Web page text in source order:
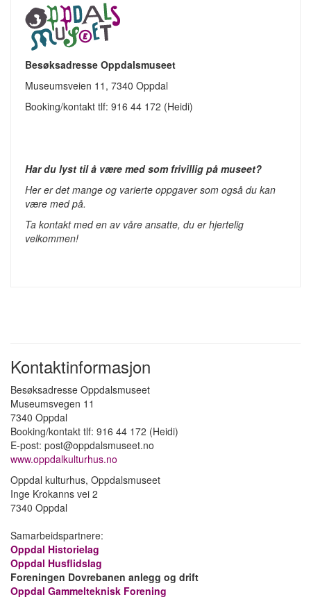
Besøksadresse Oppdalsmuseet
Museumsveien 11, 7340 Oppdal
Booking/kontakt tlf: 916 44 172 (Heidi)
Har du lyst til å være med som frivillig på museet?
Her er det mange og varierte oppgaver som også du kan
være med på.
Ta kontakt med en av våre ansatte, du er hjertelig
velkommen!
Kontaktinformasjon
Besøksadresse Oppdalsmuseet
Museumsvegen 11
7340 Oppdal
Booking/kontakt tlf: 916 44 172 (Heidi)
E-post: post@oppdalsmuseet.no
www.oppdalkulturhus.no
Oppdal kulturhus, Oppdalsmuseet
Inge Krokanns vei 2
7340 Oppdal
Samarbeidspartnere:
Oppdal Historielag
Oppdal Husflidslag
Foreningen Dovrebanen anlegg og drift
Oppdal Gammelteknisk Forening